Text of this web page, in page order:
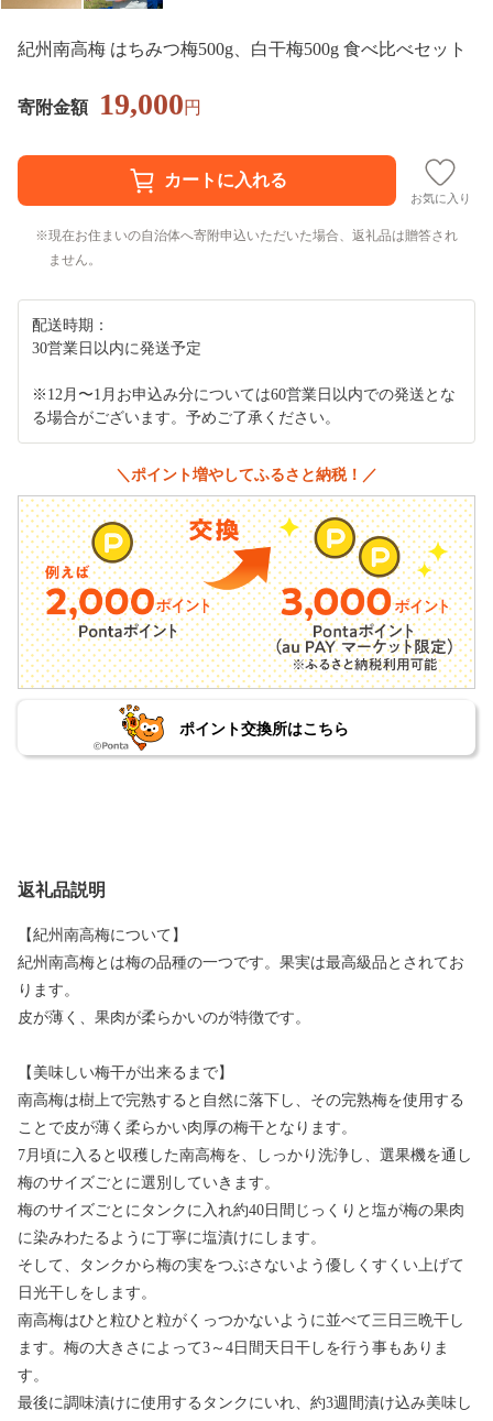
紀州南高梅 はちみつ梅500g、白干梅500g 食べ比べセット
寄附金額 19,000円
お気に入り
現在お住まいの自治体へ寄附申込いただいた場合、返礼品は贈答され
ません。
配送時期：
30営業日以内に発送予定
※12月〜1月お申込み分については60営業日以内での発送とな
る場合がございます。予めご了承ください。
＼ポイント増やしてふるさと納税！／
ポイント交換所はこちら
返礼品説明
【紀州南高梅について】
紀州南高梅とは梅の品種の一つです。果実は最高級品とされてお
ります。
皮が薄く、果肉が柔らかいのが特徴です。
【美味しい梅干が出来るまで】
南高梅は樹上で完熟すると自然に落下し、その完熟梅を使用する
ことで皮が薄く柔らかい肉厚の梅干となります。
7月頃に入ると収穫した南高梅を、しっかり洗浄し、選果機を通し
梅のサイズごとに選別していきます。
梅のサイズごとにタンクに入れ約40日間じっくりと塩が梅の果肉
に染みわたるように丁寧に塩漬けにします。
そして、タンクから梅の実をつぶさないよう優しくすくい上げて
日光干しをします。
南高梅はひと粒ひと粒がくっつかないように並べて三日三晩干し
ます。梅の大きさによって3～4日間天日干しを行う事もありま
す。
最後に調味漬けに使用するタンクにいれ、約3週間漬け込み美味し